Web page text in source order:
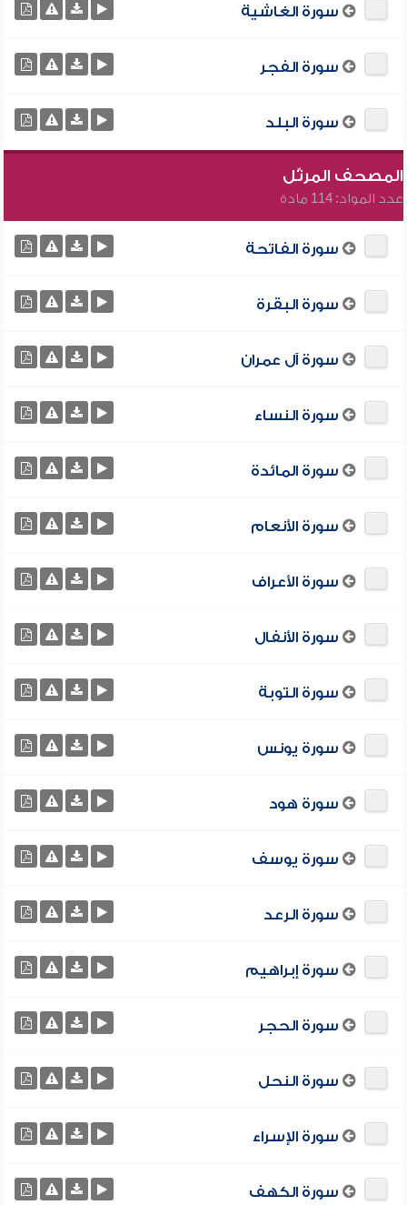
سورة الغاشية
سورة الفجر
سورة البلد
المصحف المرتّل
عدد المواد: 114 مادة
سورة الفاتحة
سورة البقرة
سورة آل عمران
سورة النساء
سورة المائدة
سورة الأنعام
سورة الأعراف
سورة الأنفال
سورة التوبة
سورة يونس
سورة هود
سورة يوسف
سورة الرعد
سورة إبراهيم
سورة الحجر
سورة النحل
سورة الإسراء
سورة الكهف